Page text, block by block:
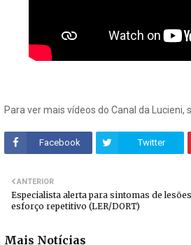
Para ver mais vídeos do Canal da Lucieni,
Facebook Twitter
ANTERIOR
Especialista alerta para sintomas de
esforço repetitivo (LER/DORT)
Mais Notícias